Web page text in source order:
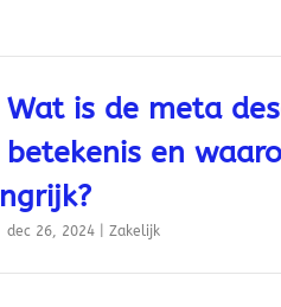
Wat is de meta
betekenis en
dec 26, 2024| Zakelijk